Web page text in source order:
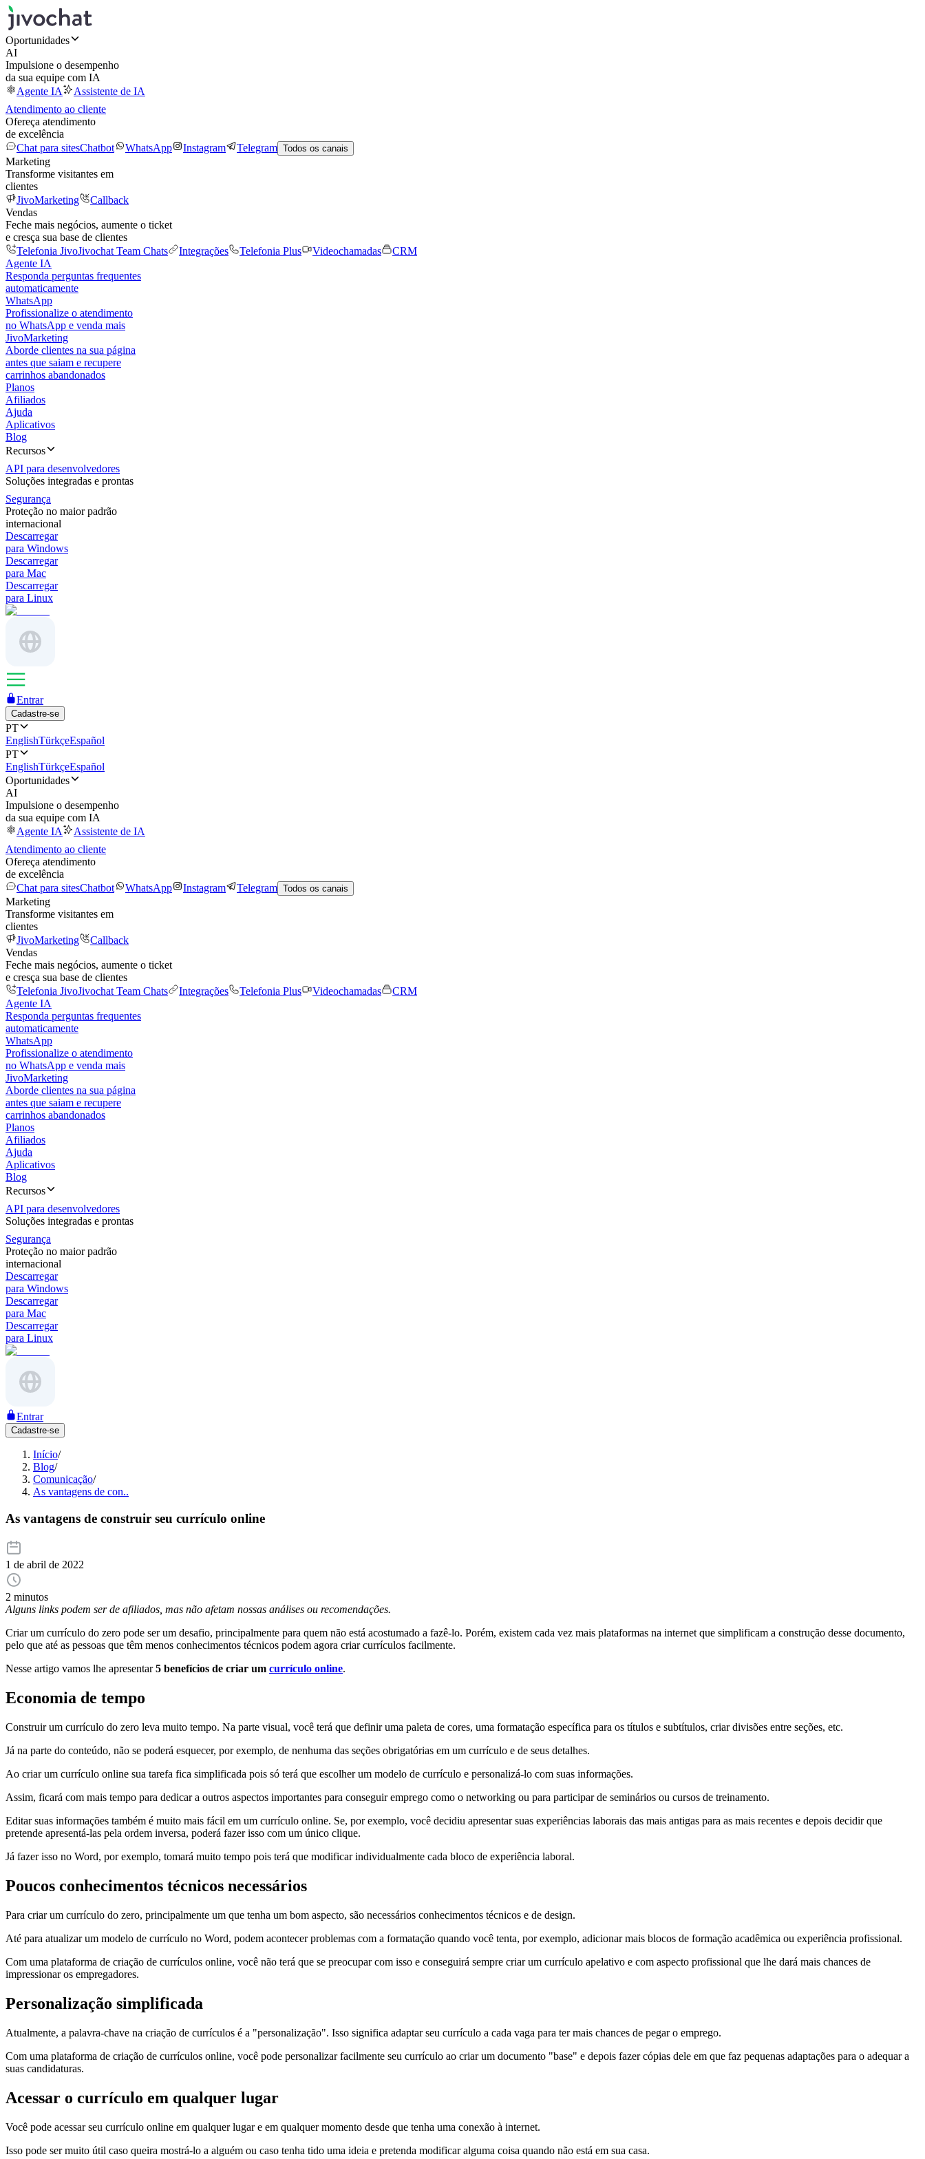
Oportunidades
AI
Impulsione o desempenho
da sua equipe com IA
Agente IA
Assistente de IA
Atendimento ao cliente
Ofereça atendimento
de excelência
Chat para sitesChatbot WhatsApp Instagram Telegram Todos os canais
Marketing
Transforme visitantes em
clientes
JivoMarketing
Callback
Vendas
Feche mais negócios, aumente o ticket
e cresça sua base de clientes
Telefonia JivoJivochat Team Chats Integrações Telefonia Plus Videochamadas
CRM
Agente IA
Responda perguntas frequentes
automaticamente
WhatsApp
Profissionalize o atendimento
no WhatsApp e venda mais
JivoMarketing
Aborde clientes na sua página
antes que saiam e recupere
carrinhos abandonados
Planos
Afiliados
Ajuda
Aplicativos
Blog
Recursos
API para desenvolvedores
Soluções integradas e prontas
Segurança
Proteção no maior padrão
internacional
Descarregar
para Windows
Descarregar
para Mac
Descarregar
para Linux
Entrar
Cadastre-se
PT
EnglishTürkçeEspañol
PT
EnglishTürkçeEspañol
Oportunidades
AI
Impulsione o desempenho
da sua equipe com IA
Agente IA
Assistente de IA
Atendimento ao cliente
Ofereça atendimento
de excelência
Chat para sitesChatbot WhatsApp Instagram Telegram Todos os canais
Marketing
Transforme visitantes em
clientes
JivoMarketing
Callback
Vendas
Feche mais negócios, aumente o ticket
e cresça sua base de clientes
Telefonia JivoJivochat Team Chats Integrações Telefonia Plus Videochamadas
CRM
Agente IA
Responda perguntas frequentes
automaticamente
WhatsApp
Profissionalize o atendimento
no WhatsApp e venda mais
JivoMarketing
Aborde clientes na sua página
antes que saiam e recupere
carrinhos abandonados
Planos
Afiliados
Ajuda
Aplicativos
Blog
Recursos
API para desenvolvedores
Soluções integradas e prontas
Segurança
Proteção no maior padrão
internacional
Descarregar
para Windows
Descarregar
para Mac
Descarregar
para Linux
Entrar
Cadastre-se
Início/
Blog/
Comunicação/
As vantagens de con..
As vantagens de construir seu currículo online
1 de abril de 2022
2 minutos
Alguns links podem ser de afiliados, mas não afetam nossas análises ou recomendações.
Criar um currículo do zero pode ser um desafio, principalmente para quem não está acostumado a fazê-lo. Porém, existem cada vez mais plataformas na internet que simplificam a construção desse documento,
pelo que até as pessoas que têm menos conhecimentos técnicos podem agora criar currículos facilmente.
Nesse artigo vamos lhe apresentar5 benefícios de criar um currículo online.
Economia de tempo
Construir um currículo do zero leva muito tempo. Na parte visual, você terá que definir uma paleta de cores, uma formatação específica para os títulos e subtítulos, criar divisões entre seções, etc.
Já na parte do conteúdo, não se poderá esquecer, por exemplo, de nenhuma das seções obrigatórias em um currículo e de seus detalhes.
Ao criar um currículo online sua tarefa fica simplificada pois só terá que escolher um modelo de currículo e personalizá-lo com suas informações.
Assim, ficará com mais tempo para dedicar a outros aspectos importantes para conseguir emprego como o networking ou para participar de seminários ou cursos de treinamento.
Editar suas informações também é muito mais fácil em um currículo online. Se, por exemplo, você decidiu apresentar suas experiências laborais das mais antigas para as mais recentes e depois decidir que
pretende apresentá-las pela ordem inversa, poderá fazer isso com um único clique.
Já fazer isso no Word, por exemplo, tomará muito tempo pois terá que modificar individualmente cada bloco de experiência laboral.
Poucos conhecimentos técnicos necessários
Para criar um currículo do zero, principalmente um que tenha um bom aspecto, são necessários conhecimentos técnicos e de design.
Até para atualizar um modelo de currículo no Word, podem acontecer problemas com a formatação quando você tenta, por exemplo, adicionar mais blocos de formação acadêmica ou experiência profissional.
Com uma plataforma de criação de currículos online, você não terá que se preocupar com isso e conseguirá sempre criar um currículo apelativo e com aspecto profissional que lhe dará mais chances de
impressionar os empregadores.
Personalização simplificada
Atualmente, a palavra-chave na criação de currículos é a "personalização". Isso significa adaptar seu currículo a cada vaga para ter mais chances de pegar o emprego.
Com uma plataforma de criação de currículos online, você pode personalizar facilmente seu currículo ao criar um documento "base" e depois fazer cópias dele em que faz pequenas adaptações para o adequar a
suas candidaturas.
Acessar o currículo em qualquer lugar
Você pode acessar seu currículo online em qualquer lugar e em qualquer momento desde que tenha uma conexão à internet.
Isso pode ser muito útil caso queira mostrá-lo a alguém ou caso tenha tido uma ideia e pretenda modificar alguma coisa quando não está em sua casa.